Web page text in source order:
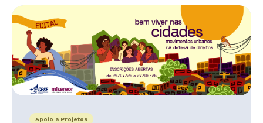
Apoio a Projetos